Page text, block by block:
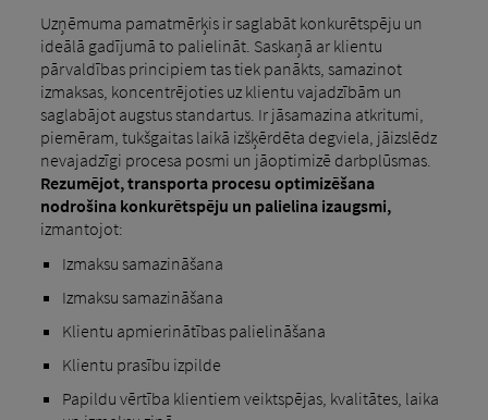
Uzņēmuma pamatmērķis ir saglabāt konkurētspēju un
ideālā gadījumā to palielināt. Saskaņā ar klientu
pārvaldības principiem tas tiek panākts, samazinot
izmaksas, koncentrējoties uz klientu vajadzībām un
saglabājot augstus standartus. Ir jāsamazina atkritumi,
piemēram, tukšgaitas laikā izšķērdēta degviela, jāizslēdz
nevajadzīgi procesa posmi un jāoptimizē darbplūsmas.
Rezumējot, transporta procesu optimizēšana
nodrošina konkurētspēju un palielina izaugsmi,
izmantojot:
Izmaksu samazināšana
Izmaksu samazināšana
Klientu apmierinātības palielināšana
Klientu prasību izpilde
Papildu vērtība klientiem veiktspējas, kvalitātes, laika